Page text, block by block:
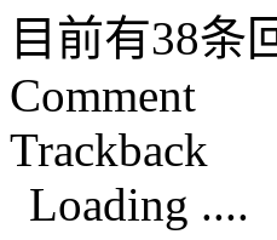
目前有38条
Comment
Trackback
Loading ....